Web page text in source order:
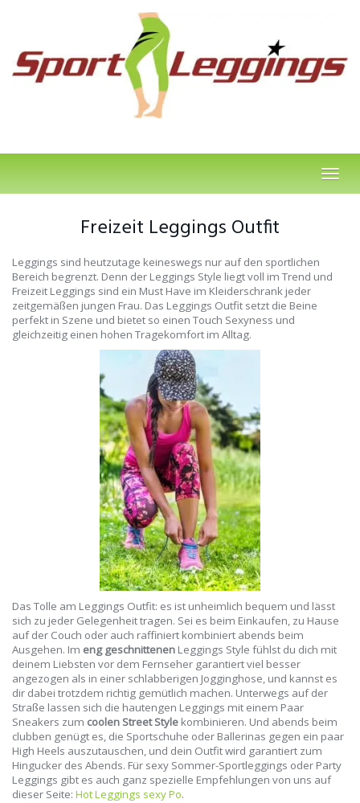
content
Freizeit Leggings Outfit
Leggings sind heutzutage keineswegs nur auf den sportlichen
Bereich begrenzt. Denn der Leggings Style liegt voll im Trend und
Freizeit Leggings sind ein Must Have im Kleiderschrank jeder
zeitgemäßen jungen Frau. Das Leggings Outfit setzt die Beine
perfekt in Szene und bietet so einen Touch Sexyness und
gleichzeitig einen hohen Tragekomfort im Alltag.
Das Tolle am Leggings Outfit: es ist unheimlich bequem und lässt
sich zu jeder Gelegenheit tragen. Sei es beim Einkaufen, zu Hause
auf der Couch oder auch raffiniert kombiniert abends beim
Ausgehen. Im eng geschnittenen Leggings Style fühlst du dich mit
deinem Liebsten vor dem Fernseher garantiert viel besser
angezogen als in einer schlabberigen Jogginghose, und kannst es
dir dabei trotzdem richtig gemütlich machen. Unterwegs auf der
Straße lassen sich die hautengen Leggings mit einem Paar
Sneakers zum coolen Street Style kombinieren. Und abends beim
clubben genügt es, die Sportschuhe oder Ballerinas gegen ein paar
High Heels auszutauschen, und dein Outfit wird garantiert zum
Hingucker des Abends. Für sexy Sommer-Sportleggings oder Party
Leggings gibt es auch ganz spezielle Empfehlungen von uns auf
dieser Seite: Hot Leggings sexy Po.